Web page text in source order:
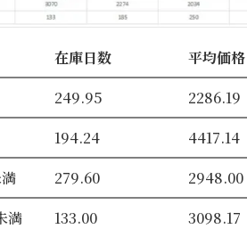
在庫日数 平均価格
249.95 2286.19
194.24 4417.14
279.60 2948.00
満
133.00 3098.17